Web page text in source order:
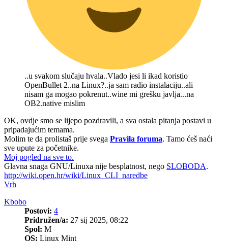
..u svakom slučaju hvala..Vlado jesi li ikad koristio
OpenBullet 2..na Linux?..ja sam radio instalaciju..ali
nisam ga mogao pokrenut..wine mi grešku javlja...na
OB2.native mislim
OK, ovdje smo se lijepo pozdravili, a sva ostala pitanja postavi u
pripadajućim temama.
Molim te da prolistaš prije svega Pravila foruma. Tamo ćeš naći
sve upute za početnike.
Moj pogled na sve to.
Glavna snaga GNU/Linuxa nije besplatnost, nego SLOBODA.
http://wiki.open.hr/wiki/Linux_CLI_naredbe
Vrh
Kbobo
Postovi: 4
Pridružen/a: 27 sij 2025, 08:22
Spol: M
OS: Linux Mint